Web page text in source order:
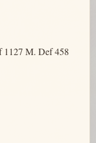
1127 M. Def 458